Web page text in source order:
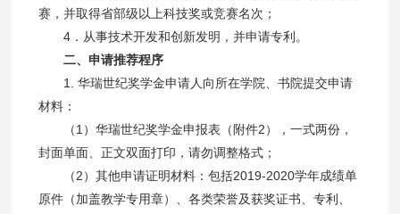
赛，并取得省部级以上科技奖或竞赛名次；
4．从事技术开发和创新发明，并申请专利。
二、申请推荐程序
1. 华瑞世纪奖学金申请人向所在学院、书院提交申请
材料：
（1）华瑞世纪奖学金申报表（附件2），一式两份，
封面单面、正文双面打印，请勿调整格式；
（2）其他申请证明材料：包括2019-2020学年成绩单
原件（加盖教学专用章）、各类荣誉及获奖证书、专利、